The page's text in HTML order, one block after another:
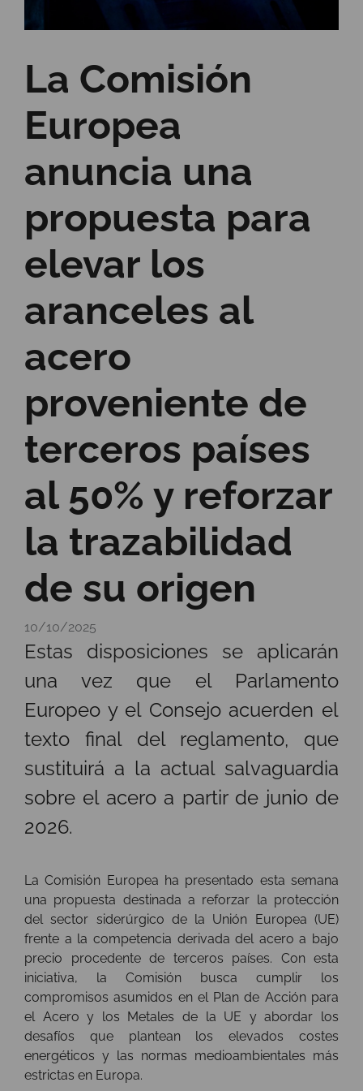
La Comisión
Europea
anuncia una
propuesta para
elevar los
aranceles al
acero
proveniente de
terceros países
al 50% y reforzar
la trazabilidad
de su origen
10/10/2025
Estas disposiciones se aplicarán
una vez que el Parlamento
Europeo y el Consejo acuerden el
texto final del reglamento, que
sustituirá a la actual salvaguardia
sobre el acero a partir de junio de
2026.
La Comisión Europea ha presentado esta semana
una propuesta destinada a reforzar la protección
del sector siderúrgico de la Unión Europea (UE)
frente a la competencia derivada del acero a bajo
precio procedente de terceros países. Con esta
iniciativa, la Comisión busca cumplir los
compromisos asumidos en el Plan de Acción para
el Acero y los Metales de la UE y abordar los
desafíos que plantean los elevados costes
energéticos y las normas medioambientales más
estrictas en Europa.